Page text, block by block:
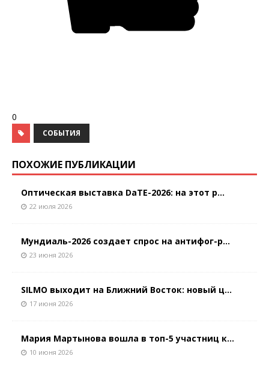
0
СОБЫТИЯ
ПОХОЖИЕ ПУБЛИКАЦИИ
Оптическая выставка DaTE-2026: на этот р...
22 июля 2026
Мундиаль-2026 создает спрос на антифог-р...
23 июня 2026
SILMO выходит на Ближний Восток: новый ц...
17 июня 2026
Мария Мартынова вошла в топ-5 участниц к...
10 июня 2026